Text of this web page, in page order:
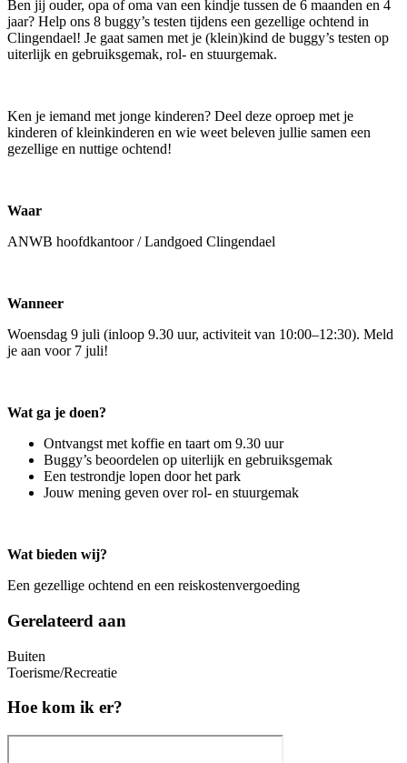
Ben jij ouder, opa of oma van een kindje tussen de 6 maanden en 4
jaar? Help ons 8 buggy’s testen tijdens een gezellige ochtend in
Clingendael! Je gaat samen met je (klein)kind de buggy’s testen op
uiterlijk en gebruiksgemak, rol- en stuurgemak.
Ken je iemand met jonge kinderen? Deel deze oproep met je
kinderen of kleinkinderen en wie weet beleven jullie samen een
gezellige en nuttige ochtend!
Waar
ANWB hoofdkantoor / Landgoed Clingendael
Wanneer
Woensdag 9 juli (inloop 9.30 uur, activiteit van 10:00–12:30). Meld
je aan voor 7 juli!
Wat ga je doen?
Ontvangst met koffie en taart om 9.30 uur
Buggy’s beoordelen op uiterlijk en gebruiksgemak
Een testrondje lopen door het park
Jouw mening geven over rol- en stuurgemak
Wat bieden wij?
Een gezellige ochtend en een reiskostenvergoeding
Gerelateerd aan
Buiten
Toerisme/Recreatie
Hoe kom ik er?